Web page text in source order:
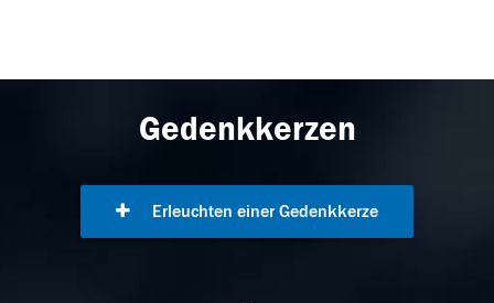
Gedenkkerzen
Erleuchten einer Gedenkkerze